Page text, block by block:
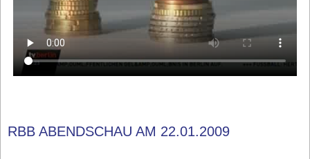
RBB ABENDSCHAU AM 22.01.2009